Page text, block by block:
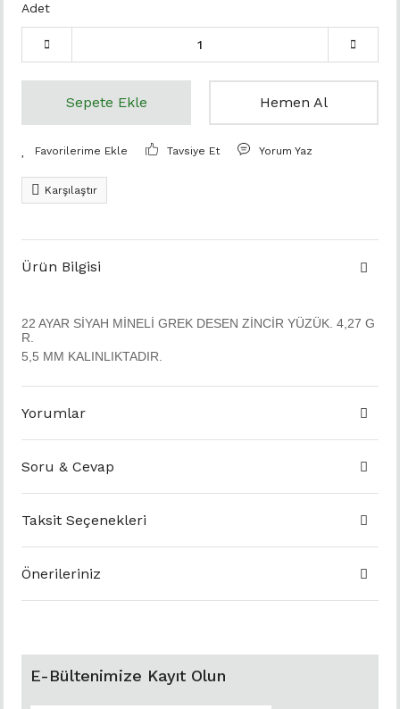
Adet
Sepete Ekle Hemen Al
Tavsiye Et Yorum Yaz
Karşılaştır
Ürün Bilgisi
22 AYAR SİYAH MİNELİ GREK DESEN ZİNCİR YÜZÜK. 4,27 G
R.
5,5 MM KALINLIKTADIR.
Yorumlar
Soru & Cevap
Taksit Seçenekleri
Önerileriniz
E-Bültenimize Kayıt Olun